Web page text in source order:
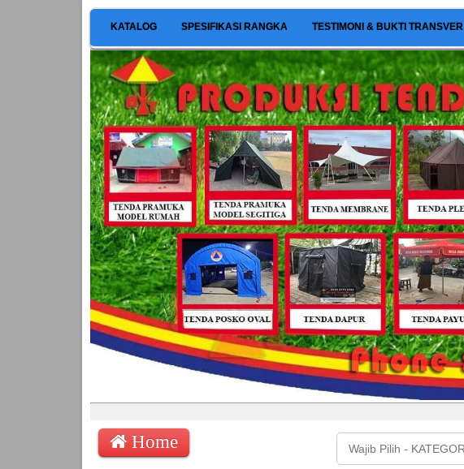
KATALOG SPESIFIKASI RANGKA TESTIMONI & BUKTI TRANSVER
Home